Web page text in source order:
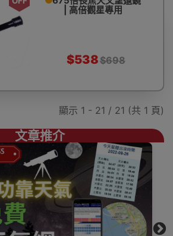
| 高倍觀星專用
$538$698
顯示 1 - 21 / 21 (共 1 頁)
文章推介